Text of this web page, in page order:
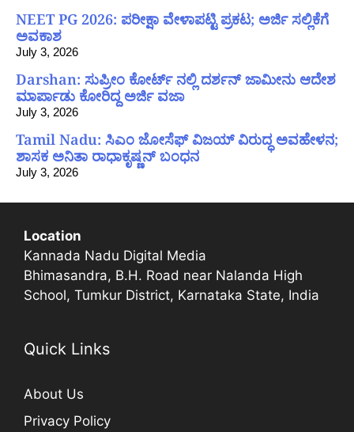
NEET PG 2026: ಪರೀಕ್ಷಾ ವೇಳಾಪಟ್ಟಿ ಪ್ರಕಟ; ಅರ್ಜಿ ಸಲ್ಲಿಕೆಗೆ
ಅವಕಾಶ
July 3, 2026
Darshan: ಸುಪ್ರೀಂ ಕೋರ್ಟ್ ನಲ್ಲಿ ದರ್ಶನ್ ಜಾಮೀನು ಆದೇಶ
ಮಾರ್ಪಾಡು ಕೋರಿದ್ದ ಅರ್ಜಿ ವಜಾ
July 3, 2026
Tamil Nadu: ಸಿಎಂ ಜೋಸೆಫ್ ವಿಜಯ್ ವಿರುದ್ಧ ಅವಹೇಳನ;
ಶಾಸಕ ಅನಿತಾ ರಾಧಾಕೃಷ್ಣನ್ ಬಂಧನ
July 3, 2026
Location
Kannada Nadu Digital Media
Bhimasandra, B.H. Road near Nalanda High
School, Tumkur District, Karnataka State, India
Quick Links
About Us
Privacy Policy